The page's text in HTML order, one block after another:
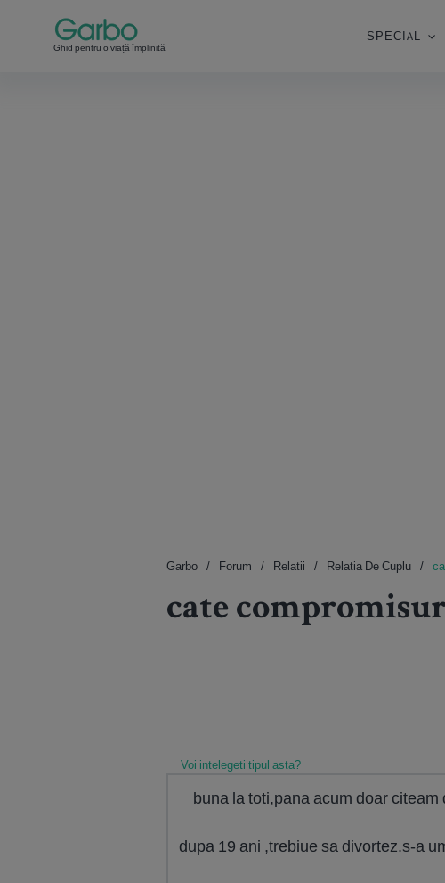
Ghid pentru o viață împlinită
SPECIAL
Garbo Forum Relatii Relatia De Cuplu
cate
Voi intelegeti tipul asta?
buna la toti,pana acum doar
dupa 19 ani ,trebiue sa divortez.s-a